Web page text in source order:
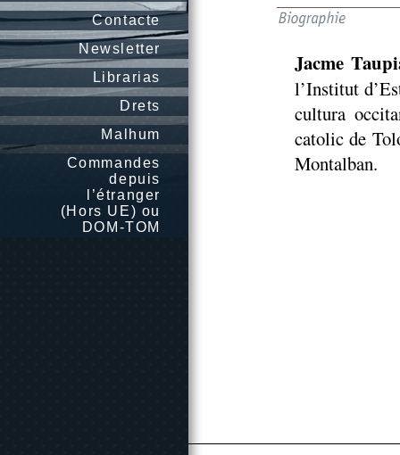
Contacte
Newsletter
Librarias
Drets
Malhum
Commandes
depuis
l’étranger
(Hors UE) ou
DOM-TOM
Jacme
l’Institut
cultura
catolic de
Montalban.